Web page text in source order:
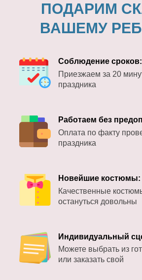
ПОДАРИМ
ВАШЕМУ
Соблюдение сроков:
Приезжаем за 20
праздника
Работаем без
Оплата по факту
праздника
Новейшие костюмы:
Качественные
остануться довольны
Индивидуальный
Можете выбрать из
или заказать свой